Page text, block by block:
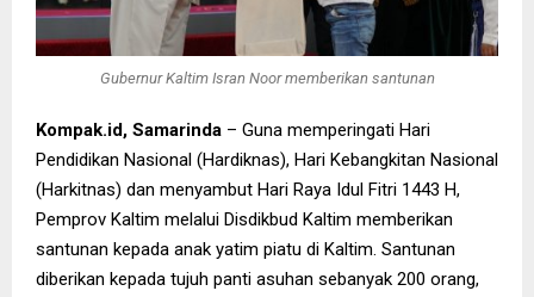
Gubernur Kaltim Isran Noor memberikan santunan
Kompak.id, Samarinda – Guna memperingati Hari
Pendidikan Nasional (Hardiknas), Hari Kebangkitan Nasional
(Harkitnas) dan menyambut Hari Raya Idul Fitri 1443 H,
Pemprov Kaltim melalui Disdikbud Kaltim memberikan
santunan kepada anak yatim piatu di Kaltim. Santunan
diberikan kepada tujuh panti asuhan sebanyak 200 orang,